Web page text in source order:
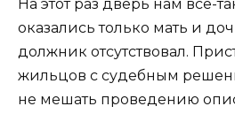
На этот раз дверь нам все-
оказались только мать и
должник отсутствовал.
жильцов с судебным
не мешать проведению